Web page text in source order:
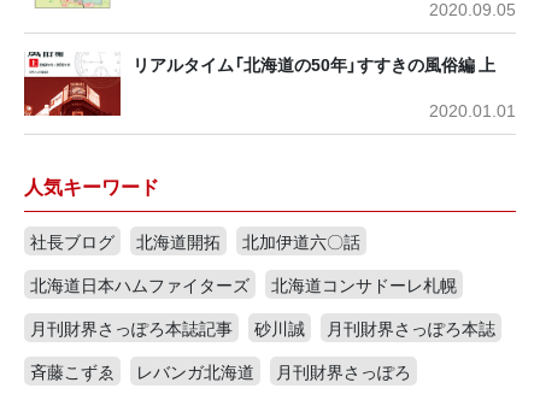
2020.09.05
リアルタイム「北海道の50年」すすきの風俗編 上
2020.01.01
人気キーワード
社長ブログ 北海道開拓
北加伊道六〇話
北海道日本ハムファイターズ
北海道コンサドーレ札幌
月刊財界さっぽろ本誌記事
砂川誠
月刊財界さっぽろ本誌
斉藤こずゑ
レバンガ北海道
月刊財界さっぽろ